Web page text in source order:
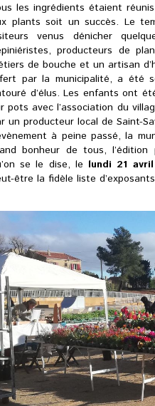
les ingrédients étaient
plants soit un succès. Le
venus dénicher
producteurs de
de bouche et un artisan
par la municipalité, a été
d’élus. Les enfants ont
pots avec l’association du
un producteur local de Saint-
à peine passé, la
bonheur de tous, l’édition
se le dise, le lundi 21
être la fidèle liste